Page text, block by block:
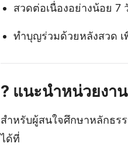
สวดต่อเนื่องอย่างน้อย 7
ทำบุญร่วมด้วยหลังสวด เ
? แนะนำหน่วยงา
สำหรับผู้สนใจศึกษาหลักธร
ได้ที่